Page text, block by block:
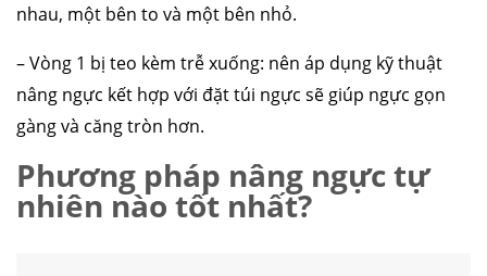
nhau, một bên to và một bên nhỏ.
– Vòng 1 bị teo kèm trễ xuống: nên áp dụng kỹ thuật
nâng ngực kết hợp với đặt túi ngực sẽ giúp ngực gọn
gàng và căng tròn hơn.
Phương pháp nâng ngực tự
nhiên nào tốt nhất?